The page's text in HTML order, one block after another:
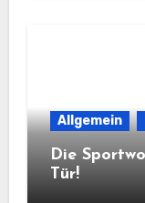
Allgemein
Die
Tür!